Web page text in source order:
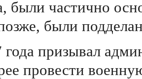
были частично
были
года призывал
провести